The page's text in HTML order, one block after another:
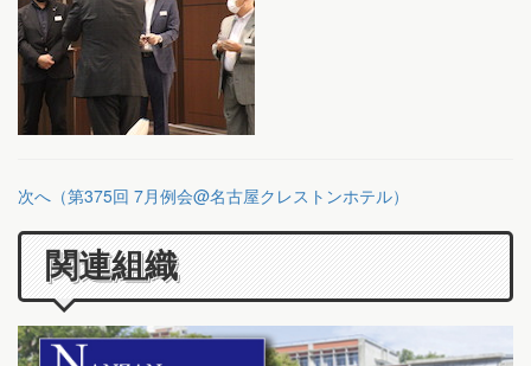
次へ（第375回 7月例会@名古屋クレストンホテル）
関連組織